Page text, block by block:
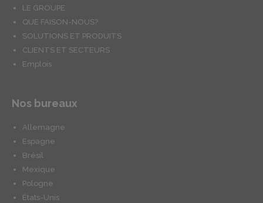
LE GROUPE
QUE FAISON-NOUS?
SOLUTIONS ET PRODUITS
CLIENTS ET SECTEURS
Emplois
Nos bureaux
Allemagne
Espagne
Brésil
Mexique
Pologne
États-Unis